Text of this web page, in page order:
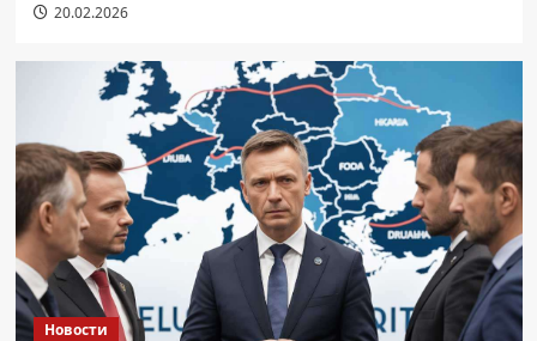
20.02.2026
Новости